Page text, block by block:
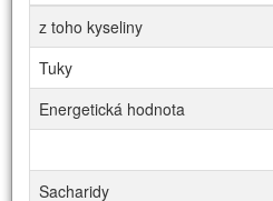
z toho kyseliny
Tuky
Energetická hodnota
Sacharidy